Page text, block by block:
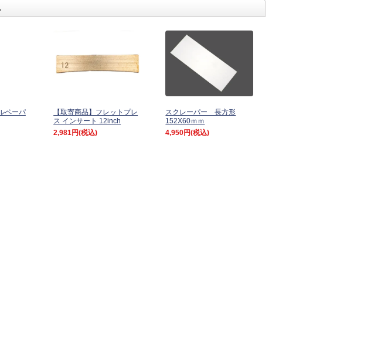
ペーパ
【取寄商品】フレットプレ
ス インサート 12inch
2,981円(税込)
スクレーパー 長方形
152X60ｍｍ
4,950円(税込)